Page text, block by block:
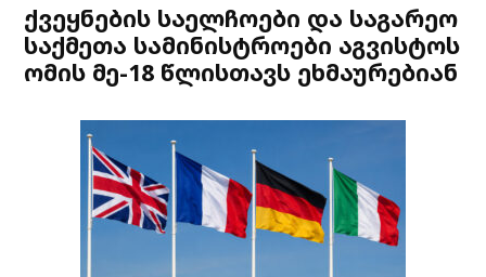
ქვეყნების საელჩოები და საგარეო
საქმეთა სამინისტროები აგვისტოს
ომის მე-18 წლისთავს ეხმაურებიან